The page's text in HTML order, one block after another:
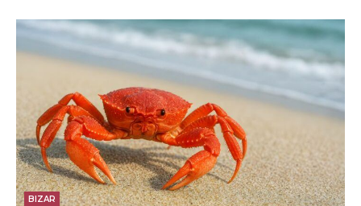
BIZAR